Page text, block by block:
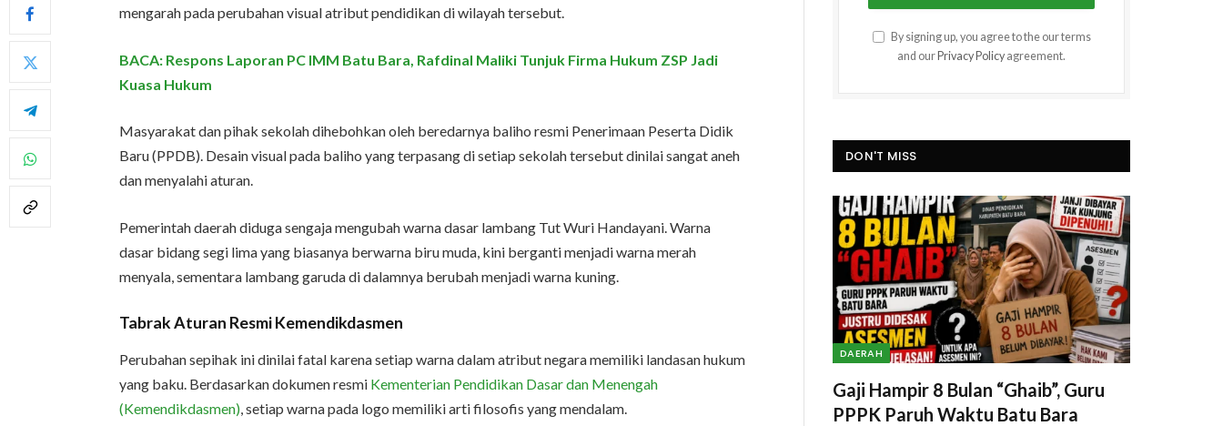
mengarah pada perubahan visual atribut pendidikan di wilayah tersebut.
BACA: Respons Laporan PC IMM Batu Bara, Rafdinal Maliki Tunjuk Firma Hukum ZSP Jadi
Kuasa Hukum
Masyarakat dan pihak sekolah dihebohkan oleh beredarnya baliho resmi Penerimaan Peserta Didik
Baru (PPDB). Desain visual pada baliho yang terpasang di setiap sekolah tersebut dinilai sangat aneh
dan menyalahi aturan.
Pemerintah daerah diduga sengaja mengubah warna dasar lambang Tut Wuri Handayani. Warna
dasar bidang segi lima yang biasanya berwarna biru muda, kini berganti menjadi warna merah
menyala, sementara lambang garuda di dalamnya berubah menjadi warna kuning.
Tabrak Aturan Resmi Kemendikdasmen
Perubahan sepihak ini dinilai fatal karena setiap warna dalam atribut negara memiliki landasan hukum
yang baku. Berdasarkan dokumen resmi Kementerian Pendidikan Dasar dan Menengah
(Kemendikdasmen), setiap warna pada logo memiliki arti filosofis yang mendalam.
By signing up, you agree to the our terms
and our Privacy Policy agreement.
DON'T MISS
DAERAH
Gaji Hampir 8 Bulan “Ghaib”, Guru
PPPK Paruh Waktu Batu Bara